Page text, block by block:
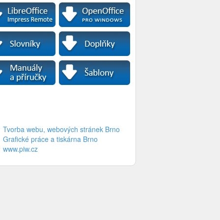
Tvorba webu, webových stránek Brno
Grafické práce a tiskárna Brno
www.piw.cz